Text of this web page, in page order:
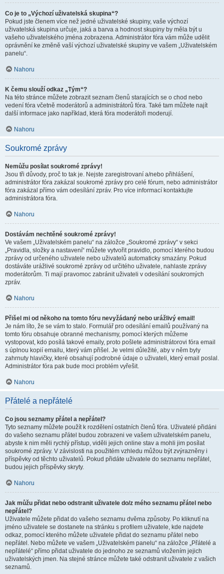
Co je to „Výchozí uživatelská skupina“?
Pokud jste členem více než jedné uživatelské skupiny, vaše výchozí
uživatelská skupina určuje, jaká a barva a hodnost skupiny by měla být u
vašeho uživatelského jména zobrazena. Administrátor fóra vám může udělit
oprávnění ke změně vaší výchozí uživatelské skupiny ve vašem „Uživatelském
panelu“.
Nahoru
K čemu slouží odkaz „Tým“?
Na této stránce můžete zobrazit seznam členů starajících se o chod nebo
vedení fóra včetně moderátorů a administrátorů fóra. Také tam můžete najít
další informace jako například, která fóra moderátoři moderují.
Nahoru
Soukromé zprávy
Nemůžu posílat soukromé zprávy!
Jsou tři důvody, proč to tak je. Nejste zaregistrovaní a/nebo přihlášení,
administrátor fóra zakázal soukromé zprávy pro celé fórum, nebo administrátor
fóra zakázal přímo vám odesílání zpráv. Pro více informací kontaktujte
administrátora fóra.
Nahoru
Dostávám nechtěné soukromé zprávy!
Ve vašem „Uživatelském panelu“ na záložce „Soukromé zprávy“ v sekci
„Pravidla, složky a nastavení“ můžete vytvořit pravidlo, pomocí kterého budou
zprávy od určeného uživatele nebo uživatelů automaticky smazány. Pokud
dostáváte urážlivé soukromé zprávy od určitého uživatele, nahlaste zprávy
moderátorům. Ti mají pravomoc zabránit uživateli v odesílání soukromých
zpráv.
Nahoru
Přišel mi od někoho na tomto fóru nevyžádaný nebo urážlivý email!
Je nám líto, že se vám to stalo. Formulář pro odesílání emailů používaný na
tomto fóru obsahuje obranné mechanismy, pomocí kterých můžeme
vystopovat, kdo posílá takové emaily, proto pošlete administrátorovi fóra email
s úplnou kopií emailu, který vám přišel. Je velmi důležité, aby v něm byly
zahrnuty hlavičky, které obsahují podrobné údaje o uživateli, který email poslal.
Administrátor fóra pak bude moci problém vyřešit.
Nahoru
Přátelé a nepřátelé
Co jsou seznamy přátel a nepřátel?
Tyto seznamy můžete použít k rozdělení ostatních členů fóra. Uživatelé přidáni
do vašeho seznamu přátel budou zobrazeni ve vašem uživatelském panelu,
abyste k nim měli rychlý přístup, viděli jejich online stav a mohli jim posílat
soukromé zprávy. V závislosti na použitém vzhledu můžou být zvýrazněny i
příspěvky od těchto uživatelů. Pokud přidáte uživatele do seznamu nepřátel,
budou jejich příspěvky skryty.
Nahoru
Jak můžu přidat nebo odstranit uživatele do/z mého seznamu přátel nebo
nepřátel?
Uživatele můžete přidat do vašeho seznamu dvěma způsoby. Po kliknutí na
jméno uživatele se dostanete na stránku s profilem uživatele, kde najdete
odkaz, pomocí kterého můžete uživatele přidat do seznamu přátel nebo
nepřátel. Nebo můžete ve vašem „Uživatelském panelu“ na záložce „Přátelé a
nepřátelé“ přímo přidat uživatele do jednoho ze seznamů vložením jejich
uživatelských jmen. Na stejné stránce můžete také odstranit uživatele z vašich
seznamů.